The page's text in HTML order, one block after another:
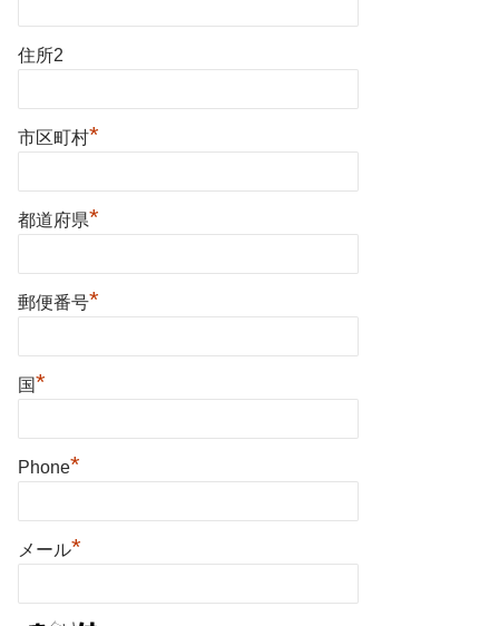
住所2
市区町村*
都道府県*
郵便番号*
国*
Phone*
メール*